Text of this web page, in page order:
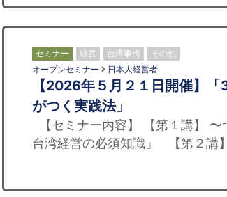
セミナー 経営 台湾事情 その他
オープンセミナー 日本人経営者
【2026年５月２１日開催】
がつく実践法」
【セミナー内容】 【第１講】
台湾経営の必須知識」 【第２講